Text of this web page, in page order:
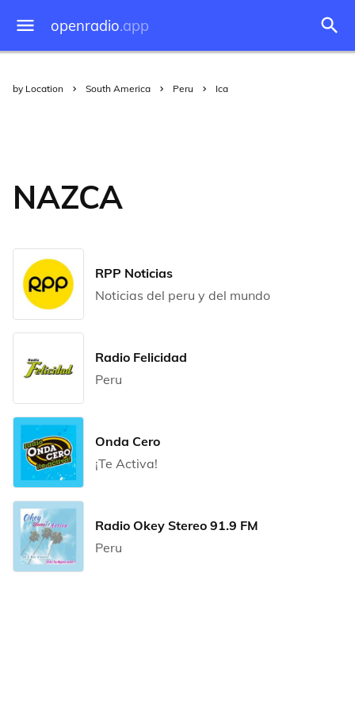
openradio.app
by Location South America Peru Ica
NAZCA
RPP Noticias
Noticias del peru y del mundo
Radio Felicidad
Peru
Onda Cero
¡Te Activa!
Radio Okey Stereo 91.9 FM
Peru